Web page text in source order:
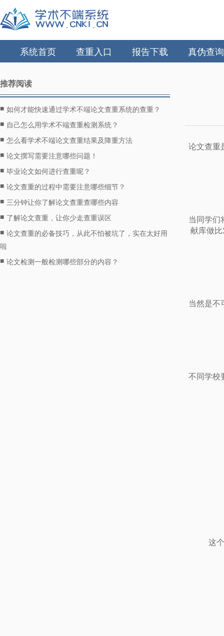
系统首页 查重入口 报告下载 真伪查询
推荐阅读
■ 如何才能快速通过学术不端论文查重系统的查重？
■ 自己怎么用学术不端查重检测系统？
■ 怎么看学术不端论文查重结果及降重方法
■ 论文撰写需要注意哪些问题！
■ 毕业论文如何进行查重呢？
■ 论文查重的过程中需要注意哪些细节？
■ 三分钟让你了解论文查重查哪些内容
■ 了解论文查重，让你少走查重误区
■ 论文查重的必备技巧，从此不怕被坑了，实在太好用
啦
■ 论文检测一般检测哪些部分的内容？
论文查重
当同学们
献库做
当然是不
不同学校
这